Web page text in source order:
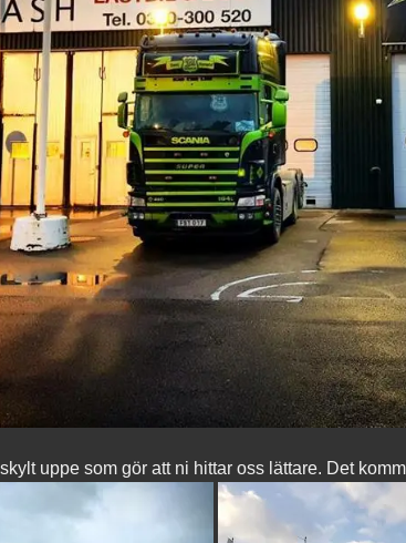
uppe som gör att ni hittar oss lättare. Det